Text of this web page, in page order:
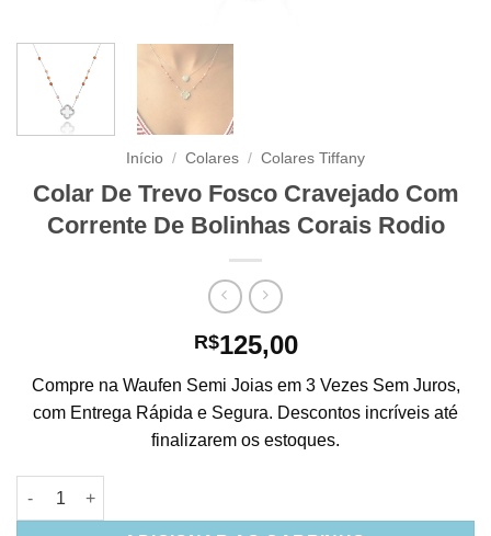
Início / Colares / Colares Tiffany
Colar De Trevo Fosco Cravejado Com
Corrente De Bolinhas Corais Rodio
R$125,00
Compre na Waufen Semi Joias em 3 Vezes Sem Juros,
com Entrega Rápida e Segura. Descontos incríveis até
finalizarem os estoques.
Colar De Trevo Fosco Cravejado Com Corrente De Bolinhas